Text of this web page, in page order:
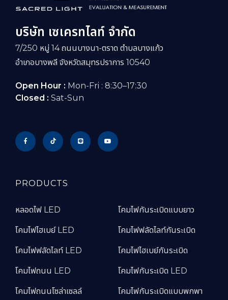
บริษัท เซเครทไลท์ จำกัด
7/250 หมู่ 14 ถนนบางนา-ตราด ตำบลบางแก้ว
อำเภอบางพลี จังหวัดสมุทรปราการ 10540
Open Hour : Mon-Fri : 8:30–17:30
Closed : Sat-Sun
PRODUCTS
หลอดไฟ LED
โคมไฟไฮเบย์ LED
โคมไฟฟลัดไลท์ LED
โคมไฟถนน LED
โคมไฟถนนโซล่าเซลล์
โคมไฟกันระเบิดแบบยาว
โคมไฟฟลัดไลท์กันระเบิด
โคมไฟไฮเบย์กันระเบิด
โคมไฟกันระเบิด LED
โคมไฟกันระเบิดแบบพกพา